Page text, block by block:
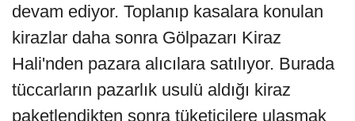
devam ediyor. Toplanıp kasalara konulan
kirazlar daha sonra Gölpazarı Kiraz
Hali'nden pazara alıcılara satılıyor. Burada
tüccarların pazarlık usulü aldığı kiraz
paketlendikten sonra tüketicilere ulaşmak